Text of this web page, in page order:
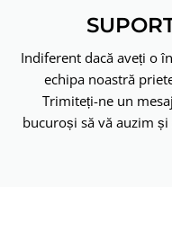
Indiferent dacă aveți o
echipa noastră
Trimiteți-ne un
bucuroși să vă auzim